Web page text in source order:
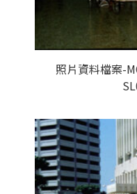
照片資料檔案-